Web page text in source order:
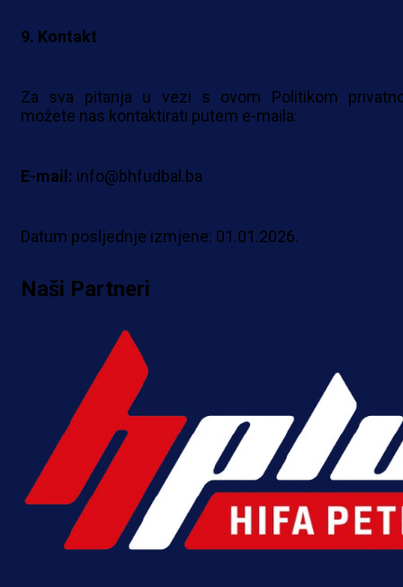
9. Kontakt
Za sva pitanja u vezi s ovom Politikom
možete nas kontaktirati putem e-maila:
E-mail: info@bhfudbal.ba
Datum posljednje izmjene: 01.01.2026.
Naši Partneri